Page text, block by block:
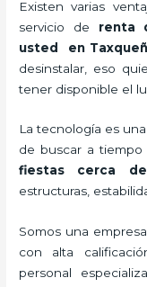
Existen varias
servicio de renta
usted en
desinstalar, eso
tener disponible el
La tecnología es
de buscar a tiempo
fiestas cerca
estructuras,
Somos una
con alta
personal